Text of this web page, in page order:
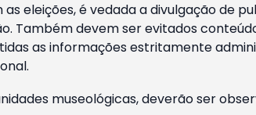
eleições, é vedada a divulgação de
Também devem ser evitados
as informações estritamente
museológicas, deverão ser